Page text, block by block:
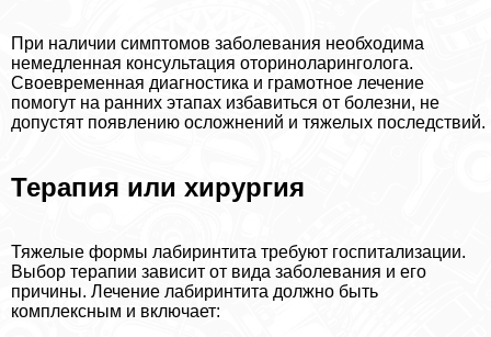
При наличии симптомов заболевания необходима
немедленная консультация оториноларинголога.
Своевременная диагностика и грамотное лечение
помогут на ранних этапах избавиться от болезни, не
допустят появлению осложнений и тяжелых последствий.
Терапия или хирургия
Тяжелые формы лабиринтита требуют госпитализации.
Выбор терапии зависит от вида заболевания и его
причины. Лечение лабиринтита должно быть
комплексным и включает: